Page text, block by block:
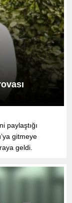
paylaştığı
gitmeye
geldi.